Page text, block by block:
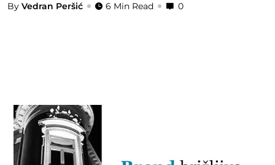
By Vedran Peršić 6 Min Read 0